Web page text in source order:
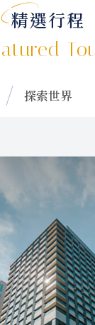
精選行程
探索世界